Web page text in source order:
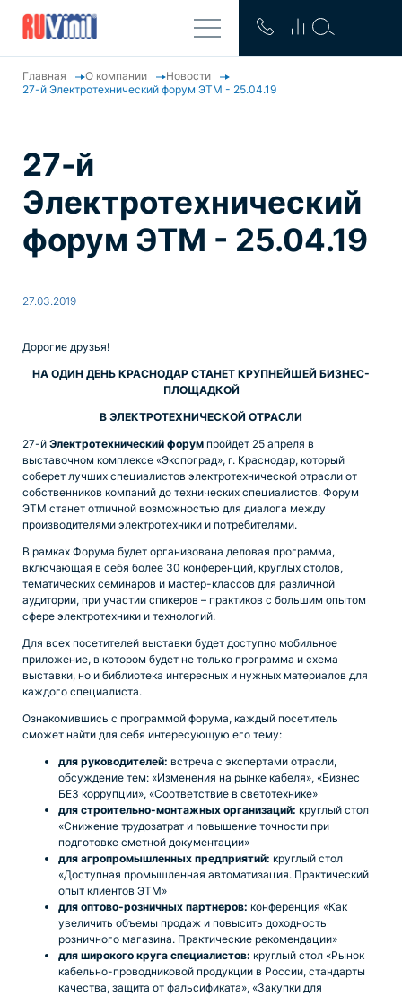
Главная О компании
Новости
27-й Электротехнический форум ЭТМ - 25.04.19
27-й
Электротехнический
форум ЭТМ - 25.04.19
27.03.2019
Дорогие друзья!
НА ОДИН ДЕНЬ КРАСНОДАР СТАНЕТ КРУПНЕЙШЕЙ БИЗНЕС-
ПЛОЩАДКОЙ
В ЭЛЕКТРОТЕХНИЧЕСКОЙ ОТРАСЛИ
27-й Электротехнический форум пройдет 25 апреля в
выставочном комплексе «Экспоград», г. Краснодар, который
соберет лучших специалистов электротехнической отрасли от
собственников компаний до технических специалистов. Форум
ЭТМ станет отличной возможностью для диалога между
производителями электротехники и потребителями.
В рамках Форума будет организована деловая программа,
включающая в себя более 30 конференций, круглых столов,
тематических семинаров и мастер-классов для различной
аудитории, при участии спикеров – практиков с большим опытом
сфере электротехники и технологий.
Для всех посетителей выставки будет доступно мобильное
приложение, в котором будет не только программа и схема
выставки, но и библиотека интересных и нужных материалов для
каждого специалиста.
Ознакомившись с программой форума, каждый посетитель
сможет найти для себя интересующую его тему:
для руководителей: встреча с экспертами отрасли,
обсуждение тем: «Изменения на рынке кабеля», «Бизнес
БЕЗ коррупции», «Соответствие в светотехнике»
для строительно-монтажных организаций: круглый стол
«Снижение трудозатрат и повышение точности при
подготовке сметной документации»
для агропромышленных предприятий: круглый стол
«Доступная промышленная автоматизация. Практический
опыт клиентов ЭТМ»
для оптово-розничных партнеров: конференция «Как
увеличить объемы продаж и повысить доходность
розничного магазина. Практические рекомендации»
для широкого круга специалистов: круглый стол «Рынок
кабельно-проводниковой продукции в России, стандарты
качества, защита от фальсификата», «Закупки для